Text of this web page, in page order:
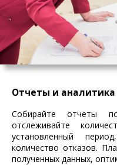
Отчеты и аналитика
Собирайте отчеты
отслеживайте
установленный
количество отказов.
полученных данных,